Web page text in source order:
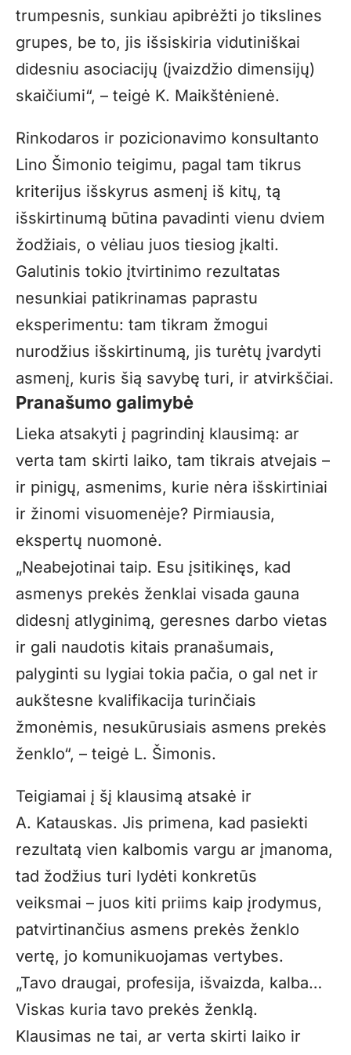
trumpesnis, sunkiau apibrėžti jo tikslines
grupes, be to, jis išsiskiria vidutiniškai
didesniu asociacijų (įvaizdžio dimensijų)
skaičiumi“, – teigė K. Maikštėnienė.
Rinkodaros ir pozicionavimo konsultanto
Lino Šimonio teigimu, pagal tam tikrus
kriterijus išskyrus asmenį iš kitų, tą
išskirtinumą būtina pavadinti vienu dviem
žodžiais, o vėliau juos tiesiog įkalti.
Galutinis tokio įtvirtinimo rezultatas
nesunkiai patikrinamas paprastu
eksperimentu: tam tikram žmogui
nurodžius išskirtinumą, jis turėtų įvardyti
asmenį, kuris šią savybę turi, ir atvirkščiai.
Pranašumo galimybė
Lieka atsakyti į pagrindinį klausimą: ar
verta tam skirti laiko, tam tikrais atvejais –
ir pinigų, asmenims, kurie nėra išskirtiniai
ir žinomi visuomenėje? Pirmiausia,
ekspertų nuomonė.
„Neabejotinai taip. Esu įsitikinęs, kad
asmenys prekės ženklai visada gauna
didesnį atlyginimą, geresnes darbo vietas
ir gali naudotis kitais pranašumais,
palyginti su lygiai tokia pačia, o gal net ir
aukštesne kvalifikacija turinčiais
žmonėmis, nesukūrusiais asmens prekės
ženklo“, – teigė L. Šimonis.
Teigiamai į šį klausimą atsakė ir
A. Katauskas. Jis primena, kad pasiekti
rezultatą vien kalbomis vargu ar įmanoma,
tad žodžius turi lydėti konkretūs
veiksmai – juos kiti priims kaip įrodymus,
patvirtinančius asmens prekės ženklo
vertę, jo komunikuojamas vertybes.
„Tavo draugai, profesija, išvaizda, kalba…
Viskas kuria tavo prekės ženklą.
Klausimas ne tai, ar verta skirti laiko ir